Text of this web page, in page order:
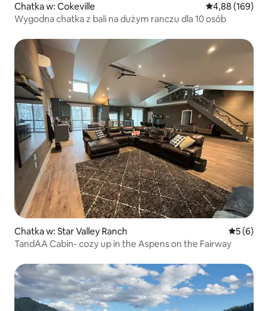
Chatka w: Cokeville Średnia
4,88 (169)
Wygodna chatka z bali na dużym ranczu dla 10 osób
Chatka w: Star Valley Ranch Średnia
5 (6)
TandAA Cabin- cozy up in the Aspens on the Fairway